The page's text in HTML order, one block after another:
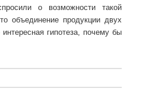
о возможности такой
объединение продукции двух
интересная гипотеза, почему бы